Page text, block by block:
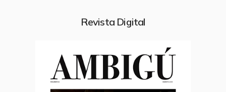
Revista Digital